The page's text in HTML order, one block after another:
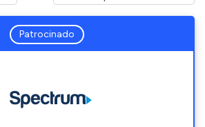
Patrocinado